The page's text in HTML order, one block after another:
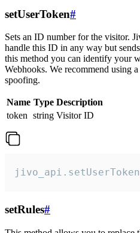
setUserToken#
Sets an ID number for the visitor.
handle this ID in any way but
this method you can identify your
Webhooks. We recommend using
spoofing.
Name Type Description
token string Visitor ID
setRules#